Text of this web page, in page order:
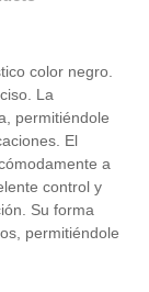
color negro.
La
permitiéndole
El
a
control y
Su forma
permitiéndole